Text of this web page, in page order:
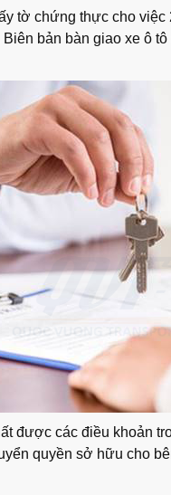
tờ chứng thực cho
bản bàn giao xe ô
được các điều khoản
quyền sở hữu cho